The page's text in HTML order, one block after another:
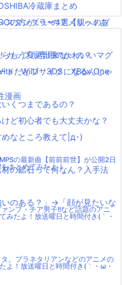
の方がいいの？メリットあ
もう変更出来ないの？
ドだとブサイクになるんじゃ
くつまであるの？
ど初心者でも大丈夫かな？
なところ教えて|д･)
の鉱石って何なん？入手法
のある？」→「顔が見たいな
冷蔵庫まとめ
スタンブラー4選【親へのプ
カップル専用のかわいいマグ
WiiU 3DS
XBox One
漫画
の最新曲【前前前世】が公開2日
まとめてみたよ！
ンプ・チア男子!!など話題のアニ
みたよ！放送曜日と時間付き(｀・
タ。プラネタリアンなどのアニメの
よ！放送曜日と時間付き(｀・ω・